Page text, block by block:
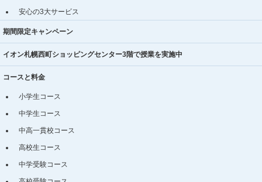
安心の3大サービス
期間限定キャンペーン
イオン札幌西町ショッピングセンター3階で授業を実施中
コースと料金
小学生コース
中学生コース
中高一貫校コース
高校生コース
中学受験コース